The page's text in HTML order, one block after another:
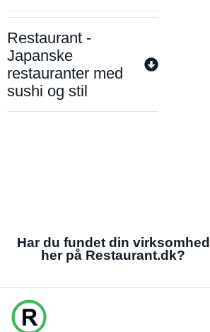
Restaurant -
Japanske
restauranter med
sushi og stil
Har du fundet din virksomhed
her på Restaurant.dk?